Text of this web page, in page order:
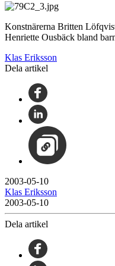
Konstnärerna Britten
Henriette Ousbäck bland
Klas Eriksson
Dela artikel
2003-05-10
Klas Eriksson
2003-05-10
Dela artikel